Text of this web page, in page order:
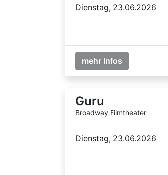
Dienstag, 23.06.2026
mehr Infos
Guru
Broadway Filmtheater
Dienstag, 23.06.2026